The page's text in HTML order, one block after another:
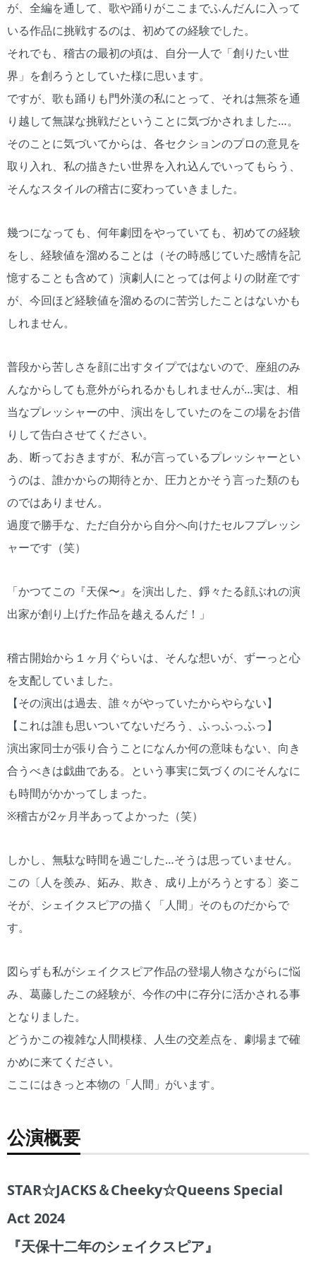
が、全編を通して、歌や踊りがここまでふんだんに入って
いる作品に挑戦するのは、初めての経験でした。
それでも、稽古の最初の頃は、自分一人で「創りたい世
界」を創ろうとしていた様に思います。
ですが、歌も踊りも門外漢の私にとって、それは無茶を通
り越して無謀な挑戦だということに気づかされました…。
そのことに気づいてからは、各セクションのプロの意見を
取り入れ、私の描きたい世界を入れ込んでいってもらう、
そんなスタイルの稽古に変わっていきました。
幾つになっても、何年劇団をやっていても、初めての経験
をし、経験値を溜めることは（その時感じていた感情を記
憶することも含めて）演劇人にとっては何よりの財産です
が、今回ほど経験値を溜めるのに苦労したことはないかも
しれません。
普段から苦しさを顔に出すタイプではないので、座組のみ
んなからしても意外がられるかもしれませんが…実は、相
当なプレッシャーの中、演出をしていたのをこの場をお借
りして告白させてください。
あ、断っておきますが、私が言っているプレッシャーとい
うのは、誰かからの期待とか、圧力とかそう言った類のも
のではありません。
過度で勝手な、ただ自分から自分へ向けたセルフプレッシ
ャーです（笑）
「かつてこの『天保〜』を演出した、錚々たる顔ぶれの演
出家が創り上げた作品を越えるんだ！」
稽古開始から１ヶ月ぐらいは、そんな想いが、ずーっと心
を支配していました。
【その演出は過去、誰々がやっていたからやらない】
【これは誰も思いついてないだろう、ふっふっふっ】
演出家同士が張り合うことになんか何の意味もない、向き
合うべきは戯曲である。という事実に気づくのにそんなに
も時間がかかってしまった。
※稽古が2ヶ月半あってよかった（笑）
しかし、無駄な時間を過ごした…そうは思っていません。
この〔人を羨み、妬み、欺き、成り上がろうとする〕姿こ
そが、シェイクスピアの描く「人間」そのものだからで
す。
図らずも私がシェイクスピア作品の登場人物さながらに悩
み、葛藤したこの経験が、今作の中に存分に活かされる事
となりました。
どうかこの複雑な人間模様、人生の交差点を、劇場まで確
かめに来てください。
ここにはきっと本物の「人間」がいます。
公演概要
STAR☆JACKS＆Cheeky☆Queens Special
Act 2024
『天保十二年のシェイクスピア』